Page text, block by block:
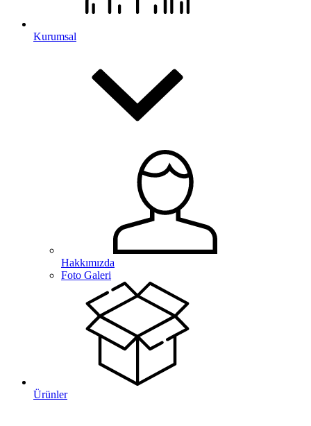
Kurumsal
Hakkımızda
Foto Galeri
Ürünler